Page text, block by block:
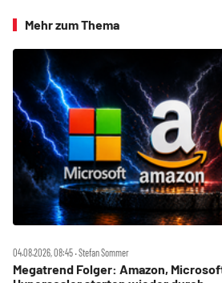
Mehr zum Thema
04.08.2026, 08:45 ‧ Stefan Sommer
Megatrend Folger: Amazon,